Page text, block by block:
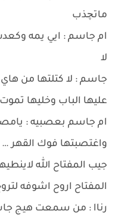
ماتچذب
ام جاسم : ايي يمه
لا
جاسم : لا كتلتها من هاي
عليها الباب وخليها
ام جاسم بعصبيه :
واغتصبتها فوك القهر
جيب المفتاح الله
المفتاح اروح اشوفه
رناا : من سمعت هيج